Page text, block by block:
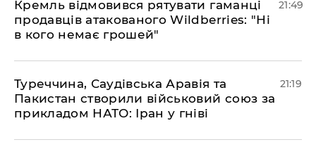
​Кремль відмовився рятувати гаманці
продавців атакованого Wildberries: "Ні
в кого немає грошей"
21:49
​Туреччина, Саудівська Аравія та
Пакистан створили військовий союз за
прикладом НАТО: Іран у гніві
21:19